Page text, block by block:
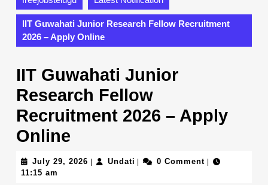
IIT Guwahati Junior Research Fellow Recruitment
2026 – Apply Online
IIT Guwahati Junior
Research Fellow
Recruitment 2026 – Apply
Online
July 29, 2026 July Undati Undati0 Comment
11:15 am